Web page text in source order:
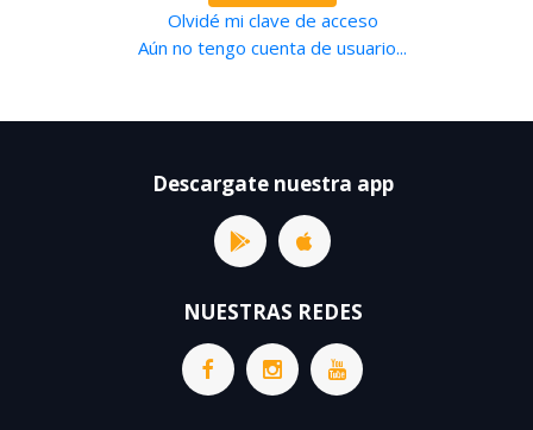
Olvidé mi clave de acceso
Aún no tengo cuenta de usuario...
Descargate nuestra app
NUESTRAS REDES